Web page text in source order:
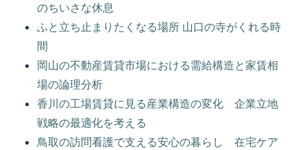
のちいさな休息
ふと立ち止まりたくなる場所 山口の寺がくれる時
間
岡山の不動産賃貸市場における需給構造と家賃相
場の論理分析
香川の工場賃貸に見る産業構造の変化 企業立地
戦略の最適化を考える
鳥取の訪問看護で支える安心の暮らし 在宅ケア